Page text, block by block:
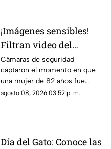
¡Imágenes sensibles!
Filtran video del
asesinato de abuelita
vendedora de cemitas
en Puebla: le robaron
unos pesos
Cámaras de seguridad
captaron el momento en que
una mujer de 82 años fue
asesinada al regresar de
agosto 08, 2026 03:52 p. m.
Día del Gato: Conoce las